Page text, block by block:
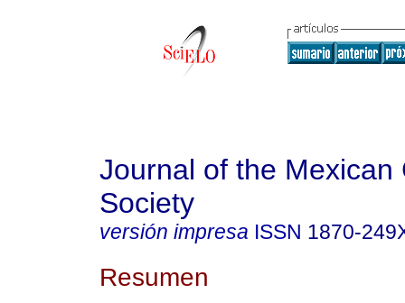
Journal of the Mexican
Society
versión impresa ISSN 1870-
Resumen